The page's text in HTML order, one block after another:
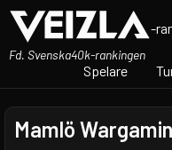
-
Fd. Svenska40k-rankingen
Spelare
Mamlö